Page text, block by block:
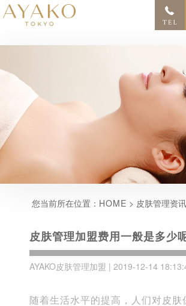
您当前所在位置： HOME > 皮肤管理资
皮肤管理加盟费用一般是多少
AYAKO皮肤管理加盟 | 2019-12-14
随着生活水平的提高，人们对皮肤